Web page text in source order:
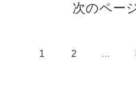
次のペー
1 2 …